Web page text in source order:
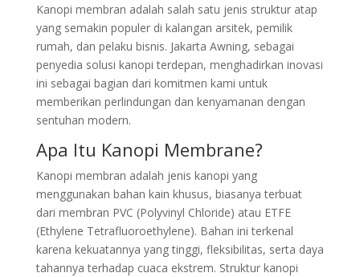
Kanopi membran adalah salah satu jenis struktur atap
yang semakin populer di kalangan arsitek, pemilik
rumah, dan pelaku bisnis. Jakarta Awning, sebagai
penyedia solusi kanopi terdepan, menghadirkan inovasi
ini sebagai bagian dari komitmen kami untuk
memberikan perlindungan dan kenyamanan dengan
sentuhan modern.
Apa Itu Kanopi Membrane?
Kanopi membran adalah jenis kanopi yang
menggunakan bahan kain khusus, biasanya terbuat
dari membran PVC (Polyvinyl Chloride) atau ETFE
(Ethylene Tetrafluoroethylene). Bahan ini terkenal
karena kekuatannya yang tinggi, fleksibilitas, serta daya
tahannya terhadap cuaca ekstrem. Struktur kanopi